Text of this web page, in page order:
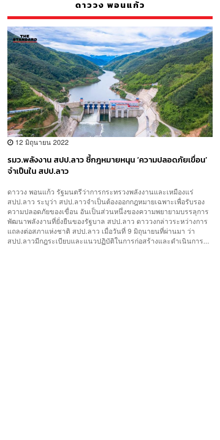
ดาววง พอนแก้ว
12 มิถุนายน 2022
รมว.พลังงาน สปป.ลาว ชี้กฎหมายหนุน ‘ความปลอดภัยเขื่อน’
จำเป็นใน สปป.ลาว
ดาววง พอนแก้ว รัฐมนตรีว่าการกระทรวงพลังงานและเหมืองแร่
สปป.ลาว ระบุว่า สปป.ลาวจำเป็นต้องออกกฎหมายเฉพาะเพื่อรับรอง
ความปลอดภัยของเขื่อน อันเป็นส่วนหนึ่งของความพยายามบรรลุการ
พัฒนาพลังงานที่ยั่งยืนของรัฐบาล สปป.ลาว ดาววงกล่าวระหว่างการ
แถลงต่อสภาแห่งชาติ สปป.ลาว เมื่อวันที่ 9 มิถุนายนที่ผ่านมา ว่า
สปป.ลาวมีกฎระเบียบและแนวปฏิบัติในการก่อสร้างและดำเนินการ...